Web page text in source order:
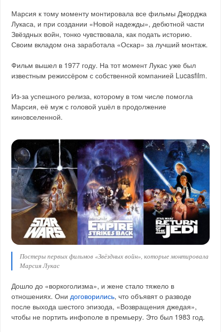
Марсия к тому моменту монтировала все фильмы Джорджа
Лукаса, и при создании «Новой надежды», дебютной части
Звёздных войн, тонко чувствовала, как подать историю.
Своим вкладом она заработала «Оскар» за лучший монтаж.
Фильм вышел в 1977 году. На тот момент Лукас уже был
известным режиссёром с собственной компанией Lucasfilm.
Из-за успешного релиза, которому в том числе помогла
Марсия, её муж с головой ушёл в продолжение
киновселенной.
Постеры первых фильмов «Звёздных войн», которые монтировала
Марсия Лукас
Дошло до «воркоголизма», и жене стало тяжело в
отношениях. Они договорились, что объявят о разводе
после выхода шестого эпизода, «Возвращения джедая»,
чтобы не портить инфополе в премьеру. Это был 1983 год.